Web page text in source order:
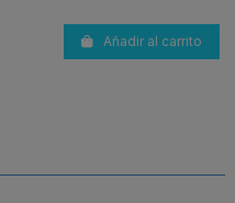
Añadir al carrito